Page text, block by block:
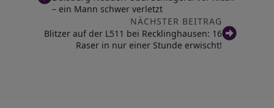
– ein Mann schwer verletzt
NÄCHSTER BEITRAG
Blitzer auf der L511 bei Recklinghausen: 16
Raser in nur einer Stunde erwischt!